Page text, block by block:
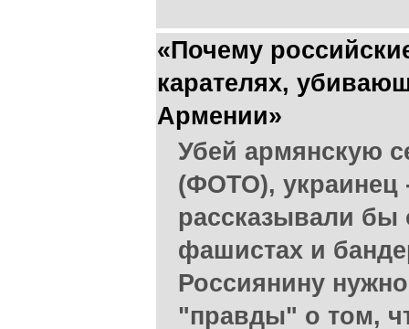
«Почему
карателях,
Армении»
Убей армянскую
(ФОТО), украинец
рассказывали бы
фашистах и
Россиянину
"правды" о том,